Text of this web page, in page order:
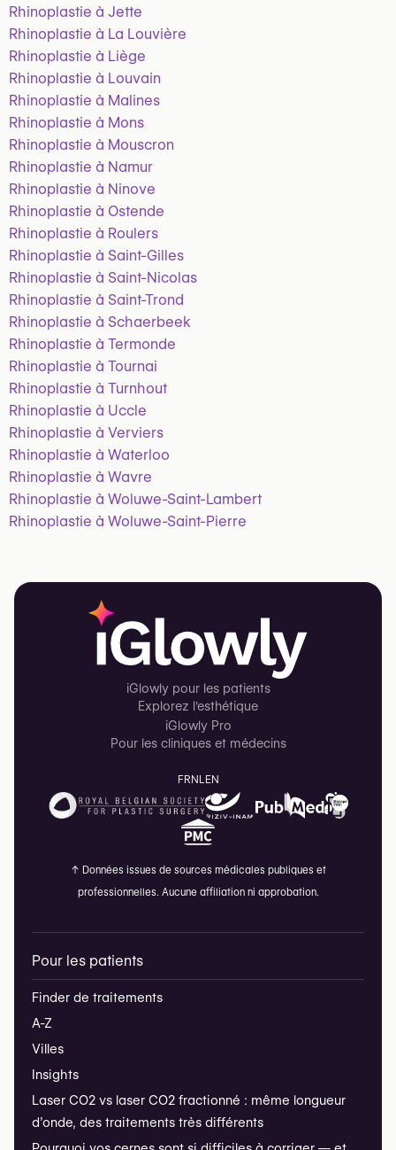
Rhinoplastie à Jette
Rhinoplastie à La Louvière
Rhinoplastie à Liège
Rhinoplastie à Louvain
Rhinoplastie à Malines
Rhinoplastie à Mons
Rhinoplastie à Mouscron
Rhinoplastie à Namur
Rhinoplastie à Ninove
Rhinoplastie à Ostende
Rhinoplastie à Roulers
Rhinoplastie à Saint-Gilles
Rhinoplastie à Saint-Nicolas
Rhinoplastie à Saint-Trond
Rhinoplastie à Schaerbeek
Rhinoplastie à Termonde
Rhinoplastie à Tournai
Rhinoplastie à Turnhout
Rhinoplastie à Uccle
Rhinoplastie à Verviers
Rhinoplastie à Waterloo
Rhinoplastie à Wavre
Rhinoplastie à Woluwe-Saint-Lambert
Rhinoplastie à Woluwe-Saint-Pierre
iGlowly pour les patients
Explorez l'esthétique
iGlowly Pro
Pour les cliniques et médecins
FRNLEN
↑ Données issues de sources médicales publiques et
professionnelles. Aucune affiliation ni approbation.
Pour les patients
Finder de traitements
A-Z
Villes
Insights
Laser CO2 vs laser CO2 fractionné : même longueur
d’onde, des traitements très différents